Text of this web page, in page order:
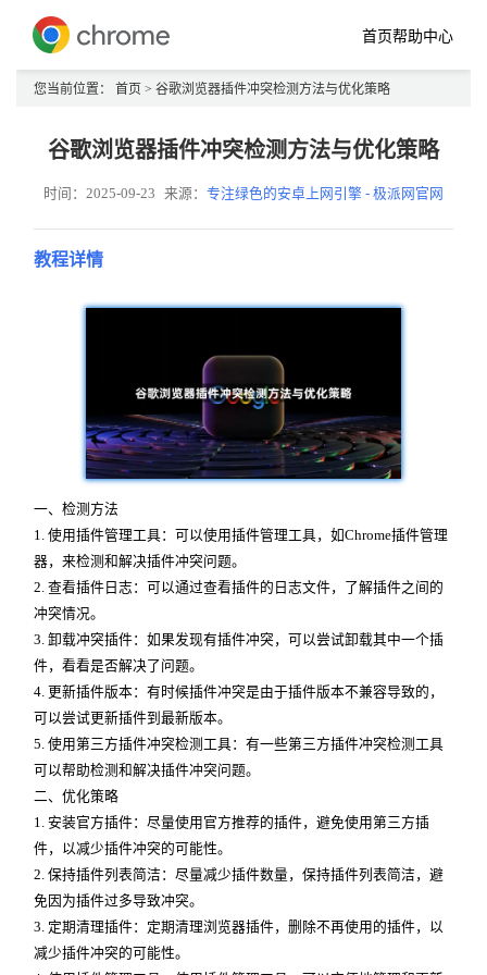
首页帮助中心
您当前位置： 首页 > 谷歌浏览器插件冲突检测方法与优化策略
谷歌浏览器插件冲突检测方法与优化策略
时间：2025-09-23 来源：专注绿色的安卓上网引擎 - 极派网官网
教程详情
一、检测方法
1. 使用插件管理工具：可以使用插件管理工具，如Chrome插件管理
器，来检测和解决插件冲突问题。
2. 查看插件日志：可以通过查看插件的日志文件，了解插件之间的
冲突情况。
3. 卸载冲突插件：如果发现有插件冲突，可以尝试卸载其中一个插
件，看看是否解决了问题。
4. 更新插件版本：有时候插件冲突是由于插件版本不兼容导致的，
可以尝试更新插件到最新版本。
5. 使用第三方插件冲突检测工具：有一些第三方插件冲突检测工具
可以帮助检测和解决插件冲突问题。
二、优化策略
1. 安装官方插件：尽量使用官方推荐的插件，避免使用第三方插
件，以减少插件冲突的可能性。
2. 保持插件列表简洁：尽量减少插件数量，保持插件列表简洁，避
免因为插件过多导致冲突。
3. 定期清理插件：定期清理浏览器插件，删除不再使用的插件，以
减少插件冲突的可能性。